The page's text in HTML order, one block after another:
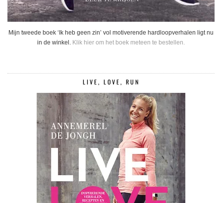
Mijn tweede boek ‘Ik heb geen zin’ vol motiverende hardloopverhalen ligt nu
in de winkel. Klik hier om het boek meteen te bestellen.
LIVE, LOVE, RUN